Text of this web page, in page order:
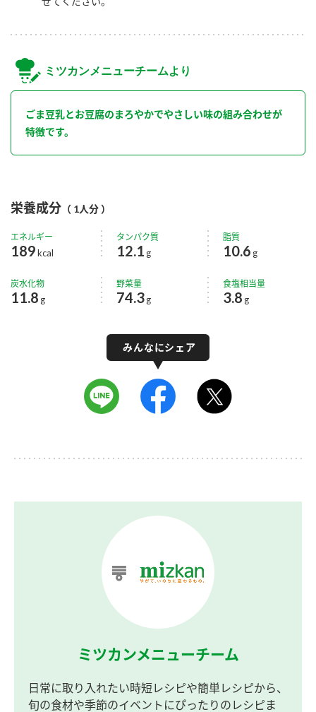
ミツカンメニューチームより
ごま豆乳とお豆腐のまろやかでやさしい味の組み合わせが
特徴です。
栄養成分 （ 1人分 ）
エネルギー
189kcal
タンパク質
12.1 g
脂質
10.6 g
炭水化物
11.8 g
野菜量
74.3g
食塩相当量
3.8 g
ミツカンメニューチーム
日常に取り入れたい時短レシピや簡単レシピから、
旬の食材や季節のイベントにぴったりのレシピま